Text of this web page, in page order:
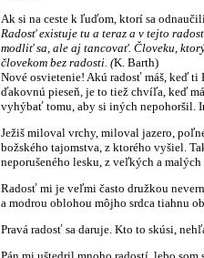
Ak si na ceste k ľuďom, ktorí sa
Radosť existuje tu a teraz a v tejto
modliť sa, ale aj tancovať. Človeku,
človekom bez radosti. (K. Barth)
Nové osvietenie! Akú radosť máš, keď
ďakovnú pieseň, je to tiež chvíľa, keď
vyhýbať tomu, aby si iných nepohoršil.
Ježiš miloval vrchy, miloval jazero,
božského tajomstva, z ktorého vyšiel.
neporušeného lesku, z veľkých a
Radosť mi je veľmi často družkou
a modrou oblohou môjho srdca tiahnu
Pravá radosť sa daruje. Kto to skúsi,